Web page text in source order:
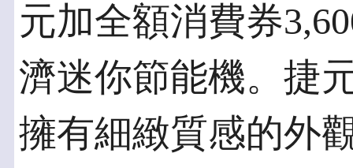
元加全額消費券
濟迷你節能機。捷
擁有細緻質感的外